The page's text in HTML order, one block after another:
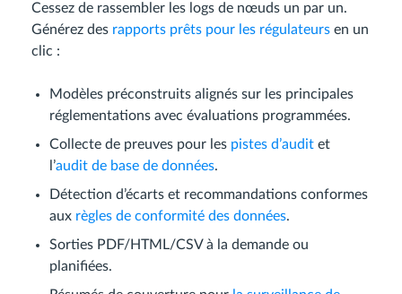
Cessez de rassembler les logs de nœuds un par un.
Générez des rapports prêts pour les régulateurs en un
clic :
Modèles préconstruits alignés sur les principales
réglementations avec évaluations programmées.
Collecte de preuves pour les pistes d’audit et
l’audit de base de données.
Détection d’écarts et recommandations conformes
aux règles de conformité des données.
Sorties PDF/HTML/CSV à la demande ou
planifiées.